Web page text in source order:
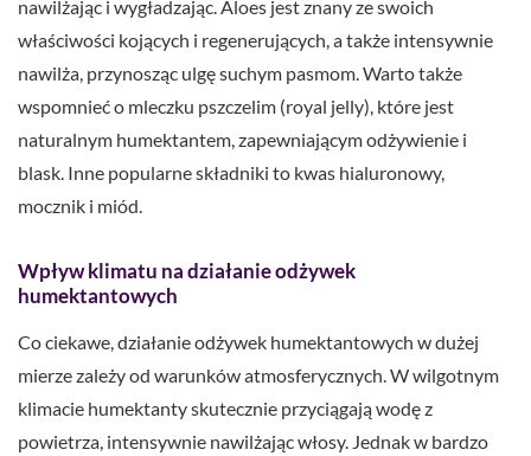
nawilżając i wygładzając. Aloes jest znany ze swoich
właściwości kojących i regenerujących, a także intensywnie
nawilża, przynosząc ulgę suchym pasmom. Warto także
wspomnieć o mleczku pszczelim (royal jelly), które jest
naturalnym humektantem, zapewniającym odżywienie i
blask. Inne popularne składniki to kwas hialuronowy,
mocznik i miód.
Wpływ klimatu na działanie odżywek
humektantowych
Co ciekawe, działanie odżywek humektantowych w dużej
mierze zależy od warunków atmosferycznych. W wilgotnym
klimacie humektanty skutecznie przyciągają wodę z
powietrza, intensywnie nawilżając włosy. Jednak w bardzo